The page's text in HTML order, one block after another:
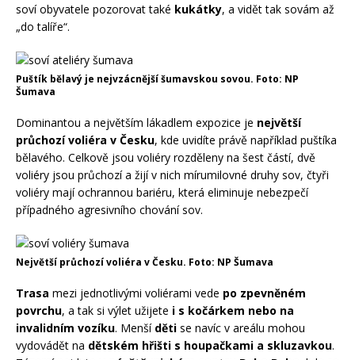
soví obyvatele pozorovat také kukátky, a vidět tak sovám až
„do talíře“.
Puštík bělavý je nejvzácnější šumavskou sovou. Foto: NP
Šumava
Dominantou a největším lákadlem expozice je největší
průchozí voliéra v Česku, kde uvidíte právě například puštíka
bělavého. Celkově jsou voliéry rozděleny na šest částí, dvě
voliéry jsou průchozí a žijí v nich mírumilovné druhy sov, čtyři
voliéry mají ochrannou bariéru, která eliminuje nebezpečí
případného agresivního chování sov.
Největší průchozí voliéra v Česku. Foto: NP Šumava
Trasa mezi jednotlivými voliérami vede po zpevněném
povrchu, a tak si výlet užijete i s kočárkem nebo na
invalidním vozíku. Menší děti se navíc v areálu mohou
vydovádět na dětském hřišti s houpačkami a skluzavkou.